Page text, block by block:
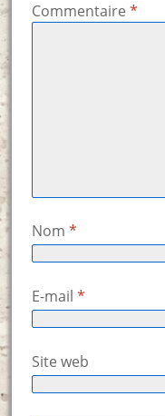
Commentaire *
Nom *
E-mail *
Site web